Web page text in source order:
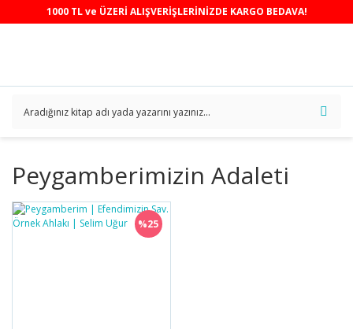
1000 TL ve ÜZERİ ALIŞVERİŞLERİNİZDE KARGO BEDAVA!
Peygamberimizin Adaleti
%25